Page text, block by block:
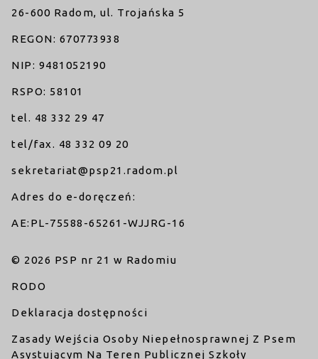
26-600 Radom, ul. Trojańska 5
REGON: 670773938
NIP: 9481052190
RSPO: 58101
tel. 48 332 29 47
tel/fax. 48 332 09 20
sekretariat@psp21.radom.pl
Adres do e-doręczeń:
AE:PL-75588-65261-WJJRG-16
© 2026 PSP nr 21 w Radomiu
RODO
Deklaracja dostępności
Zasady Wejścia Osoby Niepełnosprawnej Z Psem
Asystującym Na Teren Publicznej Szkoły